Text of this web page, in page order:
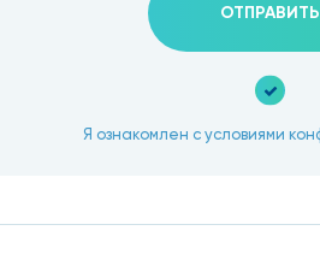
ОТПРАВИТЬ
Я ознакомлен с условиями